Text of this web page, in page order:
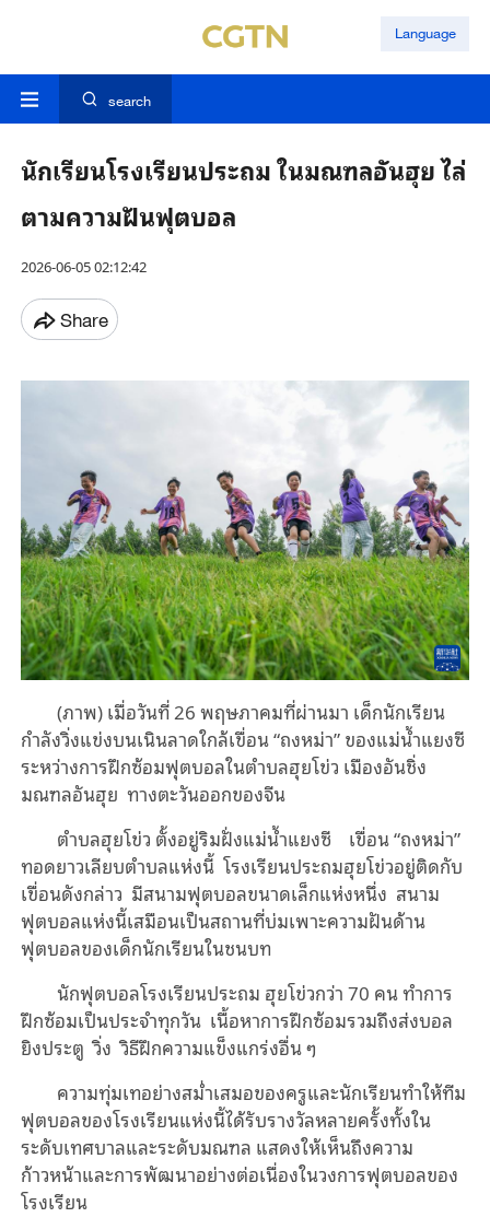
Language
search
นักเรียนโรงเรียนประถม ในมณฑลอันฮุย ไล่
ตามความฝันฟุตบอล
2026-06-05 02:12:42
Share
(ภาพ) เมื่อวันที่ 26 พฤษภาคมที่ผ่านมา เด็กนักเรียน
กำลังวิ่งแข่งบนเนินลาดใกล้เขื่อน “ถงหม่า” ของแม่น้ำแยงซี
ระหว่างการฝึกซ้อมฟุตบอลในตำบลฮุยโข่ว เมืองอันชิ่ง
มณฑลอันฮุย ทางตะวันออกของจีน
ตำบลฮุยโข่ว ตั้งอยู่ริมฝั่งแม่น้ำแยงซี เขื่อน “ถงหม่า”
ทอดยาวเลียบตำบลแห่งนี้ โรงเรียนประถมฮุยโข่วอยู่ติดกับ
เขื่อนดังกล่าว มีสนามฟุตบอลขนาดเล็กแห่งหนึ่ง สนาม
ฟุตบอลแห่งนี้เสมือนเป็นสถานที่บ่มเพาะความฝันด้าน
ฟุตบอลของเด็กนักเรียนในชนบท
นักฟุตบอลโรงเรียนประถม ฮุยโข่วกว่า 70 คน ทำการ
ฝึกซ้อมเป็นประจำทุกวัน เนื้อหาการฝึกซ้อมรวมถึงส่งบอล
ยิงประตู วิ่ง วิธีฝึกความแข็งแกร่งอื่น ๆ
ความทุ่มเทอย่างสม่ำเสมอของครูและนักเรียนทำให้ทีม
ฟุตบอลของโรงเรียนแห่งนี้ได้รับรางวัลหลายครั้งทั้งใน
ระดับเทศบาลและระดับมณฑล แสดงให้เห็นถึงความ
ก้าวหน้าและการพัฒนาอย่างต่อเนื่องในวงการฟุตบอลของ
โรงเรียน